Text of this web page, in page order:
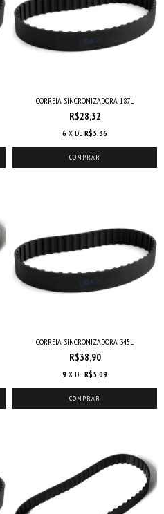
CORREIA SINCRONIZADORA 187L
R$28,32
6 X DE R$5,36
COMPRAR
CORREIA SINCRONIZADORA 345L
R$38,90
9 X DE R$5,09
COMPRAR